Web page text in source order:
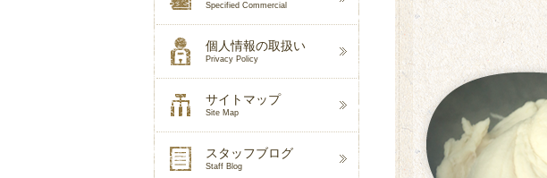
Specified Commercial
個人情報の取扱い
Privacy Policy
サイトマップ
Site Map
スタッフブログ
Staff Blog